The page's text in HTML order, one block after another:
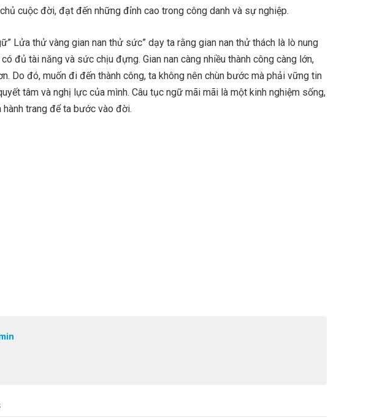
cuộc đời, đạt đến những đỉnh cao trong công danh và sự nghiệp.
Lửa thử vàng gian nan thử sức” dạy ta rằng gian nan thử thách là lò nung
đủ tài năng và sức chịu đựng. Gian nan càng nhiều thành công càng lớn,
Do đó, muốn đi đến thành công, ta không nên chùn bước mà phải vững tin
tâm và nghị lực của mình. Câu tục ngữ mãi mãi là một kinh nghiệm sống,
hành trang để ta bước vào đời.